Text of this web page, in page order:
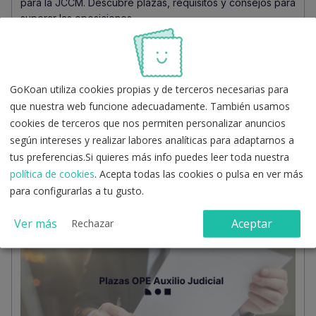
para la JCCM. Descubre plazas, requisitos y consejos para
superar las oposiciones
OPE Administrativo Estado
OPE Administrativo del Estado: 2.154 plazas de turno libre y
2.690 plazas de promoción interna. Si estás pensando en
GoKoan utiliza cookies propias y de terceros necesarias para
que nuestra web funcione adecuadamente. También usamos
cookies de terceros que nos permiten personalizar anuncios
según intereses y realizar labores analíticas para adaptarnos a
tus preferencias.Si quieres más info puedes leer toda nuestra
política de cookies. Acepta todas las cookies o pulsa en ver más
para configurarlas a tu gusto.
Ver más Rechazar Aceptar